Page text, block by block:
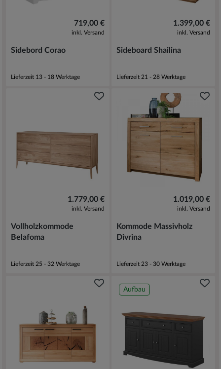
719,00 €
inkl. Versand
Sidebord Corao
Lieferzeit 13 - 18 Werktage
1.399,00 €
inkl. Versand
Sideboard Shailina
Lieferzeit 21 - 28 Werktage
1.779,00 €
inkl. Versand
Vollholzkommode
Belafoma
Lieferzeit 25 - 32 Werktage
1.019,00 €
inkl. Versand
Kommode Massivholz
Divrina
Lieferzeit 23 - 30 Werktage
Aufbau